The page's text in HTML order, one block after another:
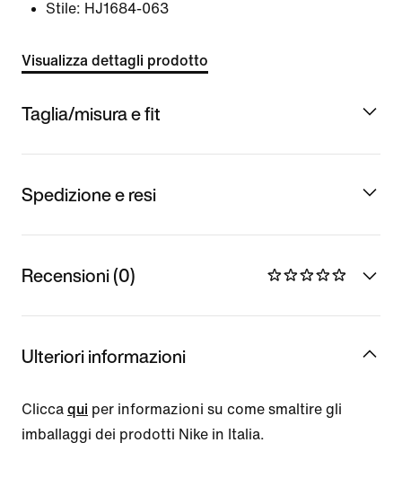
Stile: HJ1684-063
Visualizza dettagli prodotto
Taglia/misura e fit
Spedizione e resi
Recensioni (0)
Ulteriori informazioni
Clicca qui per informazioni su come smaltire gli
imballaggi dei prodotti Nike in Italia.